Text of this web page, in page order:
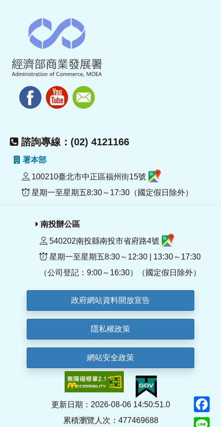
諮詢專線：(02) 4121166
署本部
100210臺北市中正區福州街15號
星期一至星期五8:30～17:30（國定假日除外）
南投辦公區
540202南投縣南投市省府路4號
星期一至星期五8:30～12:30 | 13:30～17:30
（公司登記：9:00～16:30）（國定假日除外）
政府網站資料開放宣告
隱私權政策
網站安全政策
更新日期：2026-08-06 14:50:51.0
累積瀏覽人次：477469688